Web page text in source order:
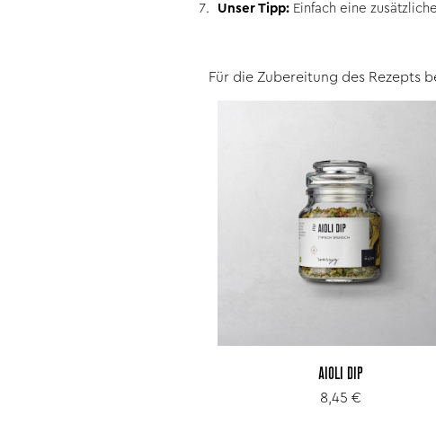
Unser Tipp: Einfach eine
Für die Zubereitung des Rezepts
AIOLI DIP
8,45 €